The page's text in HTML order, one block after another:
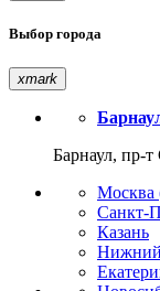
Выбор города
xmark
Барнаул, пр-
Москва
Санкт-
Казань